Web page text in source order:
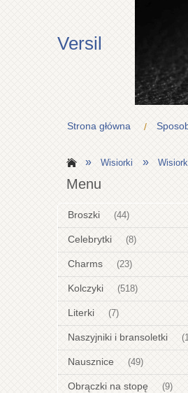
Versil
Strona główna
» Wisiorki »
Menu
Broszki (44)
Celebrytki (8)
Charms (23)
Kolczyki (518)
Literki (7)
Naszyjniki i bransoletki
Nausznice (49)
Obrączki na stopę (9)